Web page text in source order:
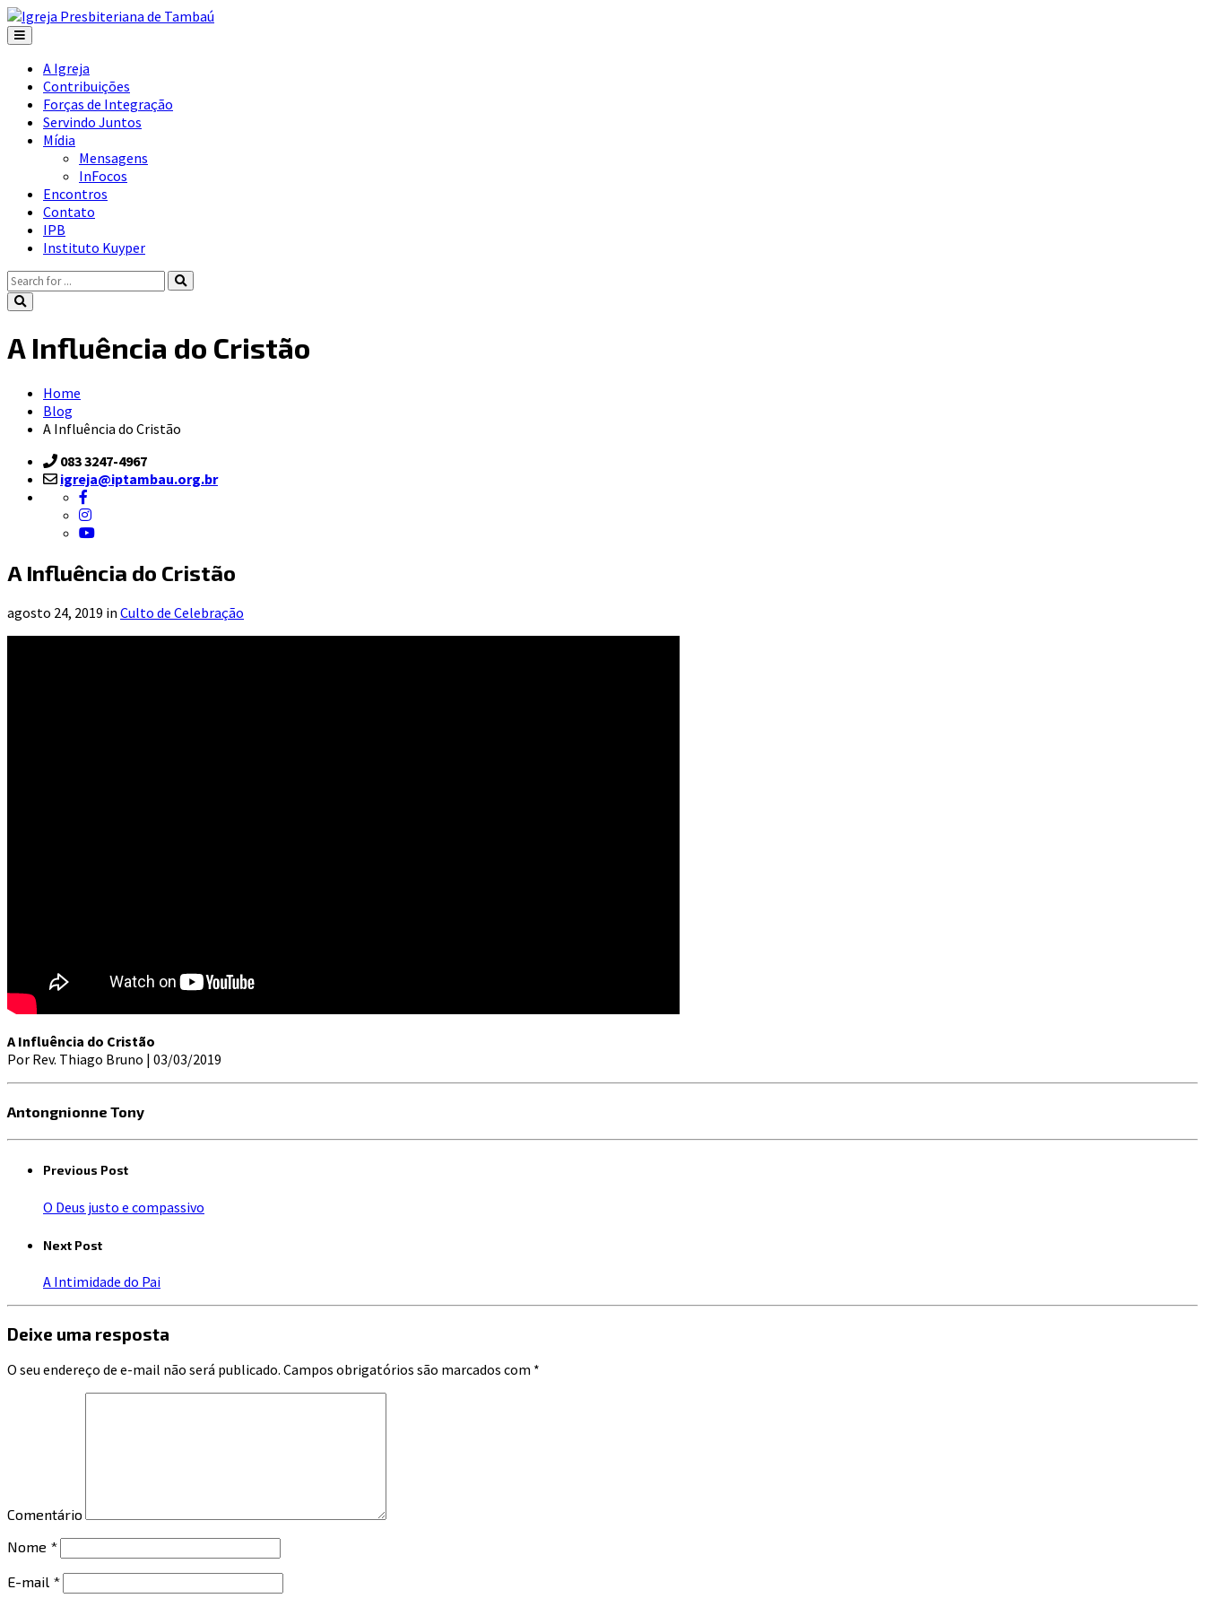
A Igreja
Contribuições
Forças de Integração
Servindo Juntos
Mídia
Mensagens
InFocos
Encontros
Contato
IPB
Instituto Kuyper
A Influência do Cristão
Home
Blog
A Influência do Cristão
083 3247-4967
igreja@iptambau.org.br
A Influência do Cristão
agosto 24, 2019 in Culto de Celebração
A Influência do Cristão
Por Rev. Thiago Bruno | 03/03/2019
Antongnionne Tony
Previous Post
O Deus justo e compassivo
Next Post
A Intimidade do Pai
Deixe uma resposta
O seu endereço de e-mail não será publicado. Campos obrigatórios são marcados com *
Comentário
Nome *
E-mail *